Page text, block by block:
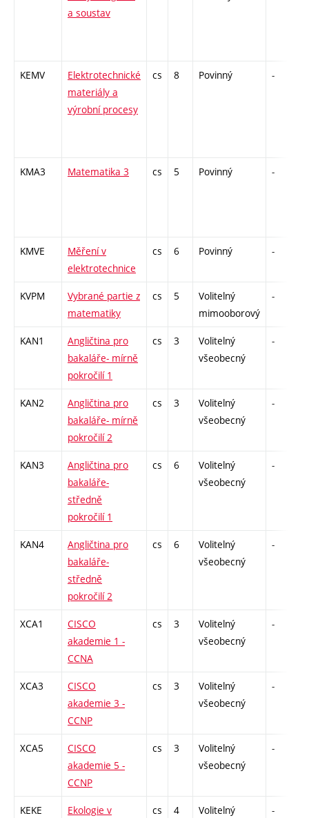
a soustav
KEMV
Elektrotechnické
materiály a
výrobní procesy
cs 8 Povinný -
KMA3 Matematika 3 cs 5 Povinný -
KMVE
Měření v
elektrotechnice
cs 6 Povinný -
KVPM
Vybrané partie z
matematiky
cs 5
Volitelný
mimooborový
-
KAN1
Angličtina pro
bakaláře- mírně
pokročilí 1
cs 3
Volitelný
všeobecný
-
KAN2
Angličtina pro
bakaláře- mírně
pokročilí 2
cs 3
Volitelný
všeobecný
-
KAN3
Angličtina pro
bakaláře-
středně
pokročilí 1
cs 6
Volitelný
všeobecný
-
KAN4
Angličtina pro
bakaláře-
středně
pokročilí 2
cs 6
Volitelný
všeobecný
-
XCA1
CISCO
akademie 1 -
CCNA
cs 3
Volitelný
všeobecný
-
XCA3
CISCO
akademie 3 -
CCNP
cs 3
Volitelný
všeobecný
-
XCA5
CISCO
akademie 5 -
CCNP
cs 3
Volitelný
všeobecný
-
KEKE
Ekologie v
cs 4
Volitelný
-